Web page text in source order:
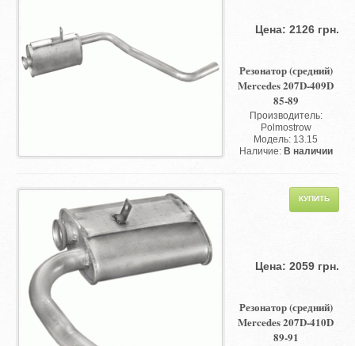
Цена: 2126 грн.
Резонатор (средний)
Mercedes 207D-409D
85-89
Производитель:
Polmostrow
Модель: 13.15
Наличие: В наличии
Цена: 2059 грн.
Резонатор (средний)
Mercedes 207D-410D
89-91